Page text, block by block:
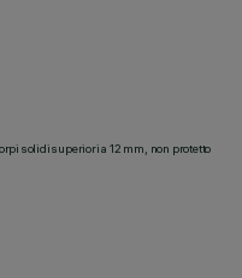
solidi superiori a 12 mm, non protetto